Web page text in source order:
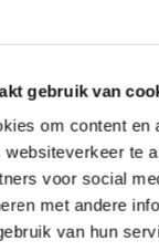
gebruik van
om content
websiteverkeer te
voor social
met andere
van hun
beschikbaar
& Naven
beschikbaar
beschikbaar
beschikbaar